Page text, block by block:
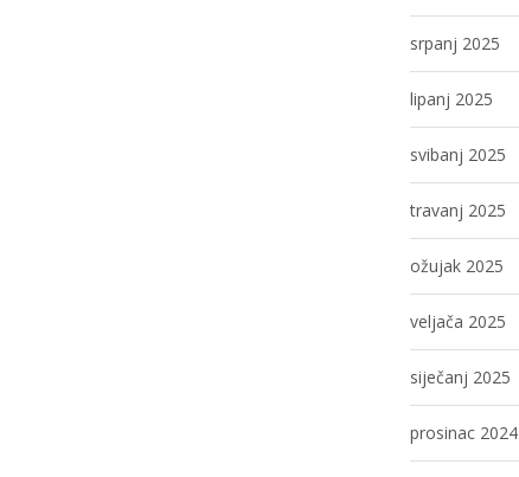
srpanj 2025
lipanj 2025
svibanj 2025
travanj 2025
ožujak 2025
veljača 2025
siječanj 2025
prosinac 2024